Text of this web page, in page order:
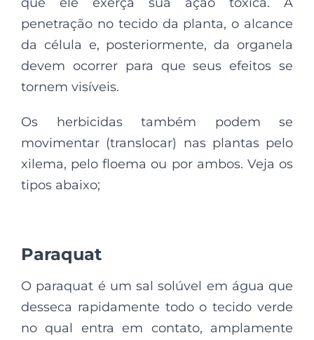
penetração no tecido da planta, o alcance
da célula e, posteriormente, da organela
devem ocorrer para que seus efeitos se
tornem visíveis.
Os herbicidas também podem se
movimentar (translocar) nas plantas pelo
xilema, pelo floema ou por ambos. Veja os
tipos abaixo;
Paraquat
O paraquat é um sal solúvel em água que
desseca rapidamente todo o tecido verde
no qual entra em contato, amplamente